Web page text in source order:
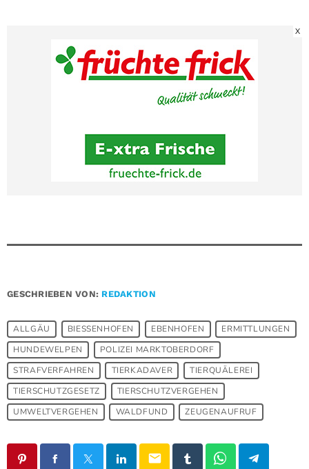
X
GESCHRIEBEN VON: REDAKTION
ALLGÄU BIESSENHOFEN EBENHOFEN
ERMITTLUNGEN
HUNDEWELPEN
POLIZEI MARKTOBERDORF
STRAFVERFAHREN
TIERKADAVER
TIERQUÄLEREI
TIERSCHUTZGESETZ
TIERSCHUTZVERGEHEN
UMWELTVERGEHEN
WALDFUND ZEUGENAUFRUF
email